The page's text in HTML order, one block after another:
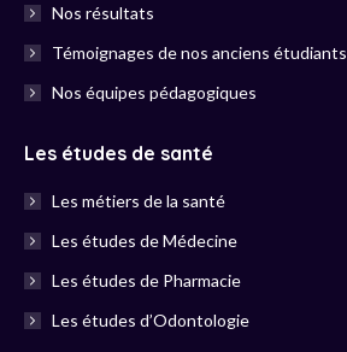
Nos résultats
Témoignages de nos anciens étudiants
Nos équipes pédagogiques
Les études de santé
Les métiers de la santé
Les études de Médecine
Les études de Pharmacie
Les études d’Odontologie